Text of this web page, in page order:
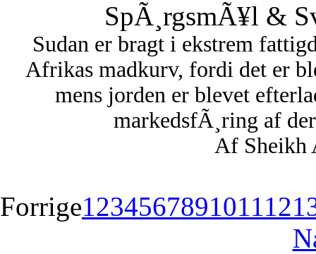
SpÃ¸rgsmÃ¥l &
Sudan er bragt i ekstrem
Afrikas madkurv, fordi det er
mens jorden er blevet
markedsfÃ¸ring af
Af Sheikh
Forrige123456789101112